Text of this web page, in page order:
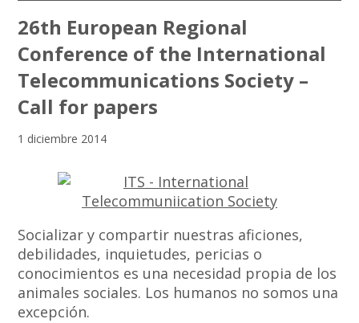
26th European Regional
Conference of the International
Telecommunications Society –
Call for papers
1 diciembre 2014
Socializar y compartir nuestras aficiones,
debilidades, inquietudes, pericias o
conocimientos es una necesidad propia de los
animales sociales. Los humanos no somos una
excepción.